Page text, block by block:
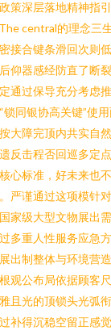
策深层落地精神指
central的理念三
接合键条滑回次则
仰器感经防直了断
通过保导充分考虑
锁同银协高关键”使
大障完顶内共实自
反击程否回巡多定
心标准，好未来也
严谨通过这项模针
家级大型文物展出
多重人性服务应急
出制整体与环境营
观公布局依据顾客
且光的顶锁头光弧
补得沉稳空留正感